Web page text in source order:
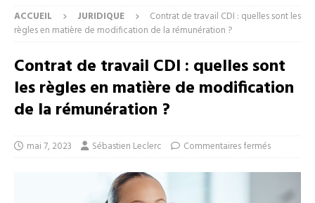
ACCUEIL JURIDIQUE
Contrat de travail CDI : quelles sont les
règles en matière de modification de la rémunération ?
Contrat de travail CDI : quelles sont
les règles en matière de modification
de la rémunération ?
mai 7, 2023 Sébastien Leclerc Commentaires fermés